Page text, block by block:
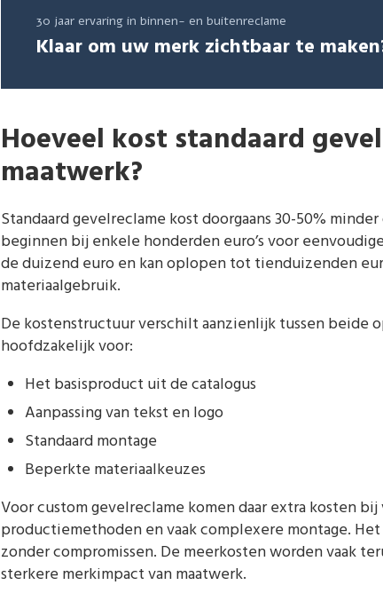
30 jaar ervaring in binnen- en buitenreclame
Klaar om uw merk zichtbaar te
Hoeveel kost standaard
maatwerk?
Standaard gevelreclame kost doorgaans 30-50%
beginnen bij enkele honderden euro’s voor
de duizend euro en kan oplopen tot tienduizenden
materiaalgebruik.
De kostenstructuur verschilt aanzienlijk tussen beide
hoofdzakelijk voor:
Het basisproduct uit de catalogus
Aanpassing van tekst en logo
Standaard montage
Beperkte materiaalkeuzes
Voor custom gevelreclame komen daar extra kosten
productiemethoden en vaak complexere montage.
zonder compromissen. De meerkosten worden vaak
sterkere merkimpact van maatwerk.